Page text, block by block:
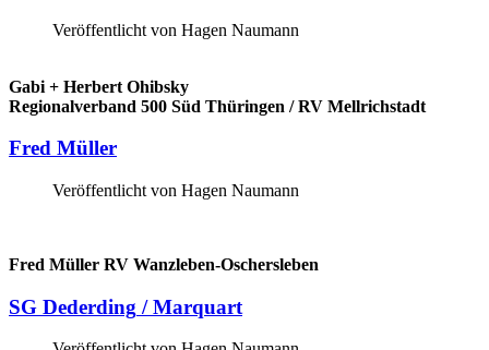
Veröffentlicht von Hagen Naumann
Gabi + Herbert Ohibsky
Regionalverband 500 Süd Thüringen / RV Mellrichstadt
Fred Müller
Veröffentlicht von Hagen Naumann
Fred Müller RV Wanzleben-Oschersleben
SG Dederding / Marquart